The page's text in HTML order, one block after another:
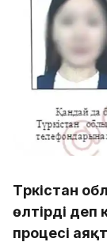
Түркістан
өлтірді деп
процесі